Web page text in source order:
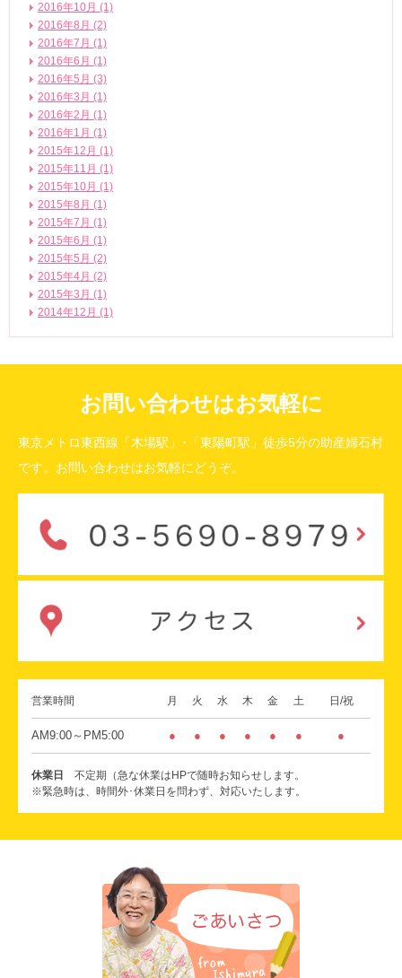
2016年10月 (1)
2016年8月 (2)
2016年7月 (1)
2016年6月 (1)
2016年5月 (3)
2016年3月 (1)
2016年2月 (1)
2016年1月 (1)
2015年12月 (1)
2015年11月 (1)
2015年10月 (1)
2015年8月 (1)
2015年7月 (1)
2015年6月 (1)
2015年5月 (2)
2015年4月 (2)
2015年3月 (1)
2014年12月 (1)
お問い合わせはお気軽に
東京メトロ東西線「木場駅」･「東陽町駅」徒歩5分の助産婦石村
です。お問い合わせはお気軽にどうぞ。
営業時間 月 火 水 木 金 土 日/祝
AM9:00～PM5:00 ● ● ● ● ● ● ●
休業日
不定期（急な休業はHPで随時お知らせします。
※緊急時は、時間外･休業日を問わず、対応いたします。